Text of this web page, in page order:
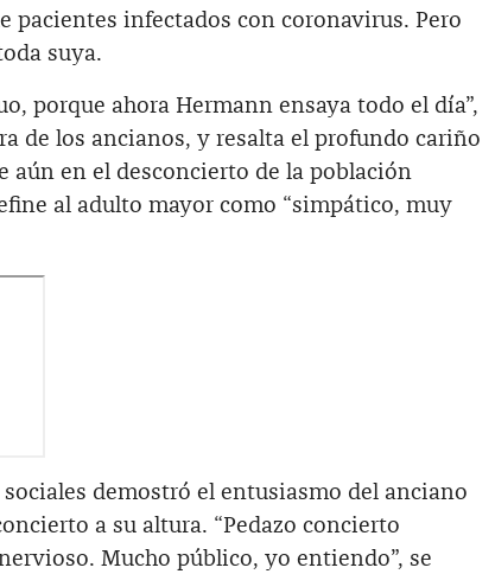
pacientes infectados con coronavirus. Pero
suya.
porque ahora Hermann ensaya todo el día”,
de los ancianos, y resalta el profundo cariño
aún en el desconcierto de la población
al adulto mayor como “simpático, muy
demostró el entusiasmo del anciano
a su altura. “Pedazo concierto
Mucho público, yo entiendo”, se